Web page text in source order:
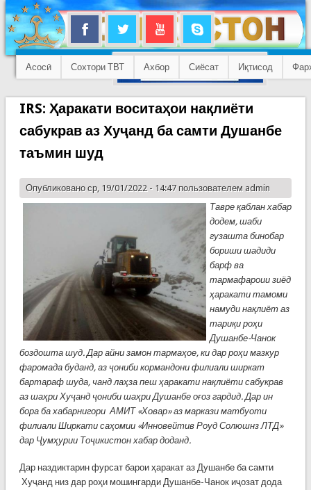
Асосӣ Сохтори ТВТ Ахбор Сиёсат Иқтисод
IRS: Ҳаракати воситаҳои нақлиёти
сабукрав аз Хуҷанд ба самти Душанбе
таъмин шуд
Опубликовано ср, 19/01/2022 - 14:47 пользователем admin
Тавре қаблан хабар
додем, шаби
гузашта бинобар
бориши шадиди
барф ва
тармафароии зиёд
ҳаракати тамоми
намуди нақлиёт аз
тариқи роҳи
Душанбе-Чанок
боздошта шуд. Дар айни замон тармаҳое, ки дар роҳи мазкур
фаромада буданд, аз ҷониби кормандони филиали ширкат
бартараф шуда, чанд лаҳза пеш ҳаракати нақлиёти сабукрав
аз шаҳри Хуҷанд ҷониби шаҳри Душанбе оғоз гардид. Дар ин
бора ба хабарнигори АМИТ «Ховар» аз маркази матбуоти
филиали Ширкати саҳомии «Инновейтив Роуд Солюшнз ЛТД»
дар Ҷумҳурии Тоҷикистон хабар доданд.
Дар наздиктарин фурсат барои ҳаракат аз Душанбе ба самти
Хуҷанд низ дар роҳи мошингарди Душанбе-Чанок иҷозат дода